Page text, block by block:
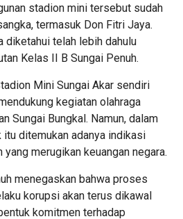
stadion mini tersebut sudah
termasuk Don Fitri Jaya.
diketahui telah lebih dahulu
Kelas II B Sungai Penuh.
Mini Sungai Akar sendiri
kegiatan olahraga
Sungai Bungkal. Namun, dalam
itu ditemukan adanya indikasi
merugikan keuangan negara.
menegaskan bahwa proses
korupsi akan terus dikawal
komitmen terhadap